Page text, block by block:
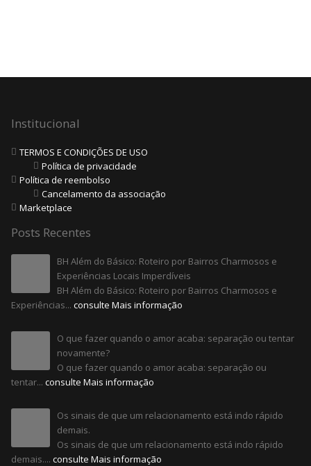
Institucional
TERMOS E CONDIÇÕES DE USO
Política de privacidade
Política de reembolso
Cancelamento da associação
Marketplace
Posts Recentes
BH Além do Básico: Roteiro por Bairros Charmosos e
Experiências Locais Imperdíveis
BH Além do Básico: Roteiro por Bairros Charmosos e
Experiências... consulte Mais informação
O que fazer quando o amor acaba: separação ou tentar
novamente?
O que fazer quando o amor acaba: separação ou
tentar... consulte Mais informação
Os sinais de que um relacionamento está indo rápido
demais.
Os sinais de que um relacionamento está indo rápido
demais.... consulte Mais informação